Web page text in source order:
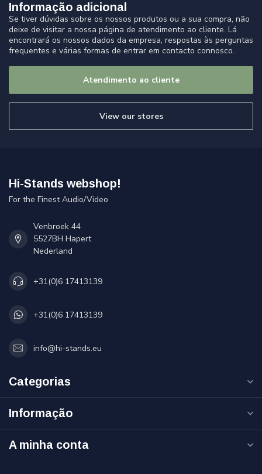
Informação adicional
Se tiver dúvidas sobre os nossos produtos ou a sua compra, não
deixe de visitar a nossa página de atendimento ao cliente. Lá
encontrará os nossos dados da empresa, respostas às perguntas
frequentes e várias formas de entrar em contacto connosco.
Atendimento ao cliente
View our stores
Hi-Stands webshop!
For the Finest Audio/Video
Venbroek 44
5527BH Hapert
Nederland
+31(0)6 17413139
+31(0)6 17413139
info@hi-stands.eu
Categorias
Informação
A minha conta